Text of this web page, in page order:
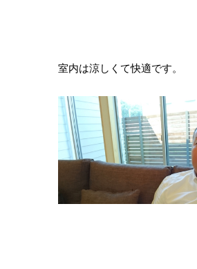
室内は涼しくて快適です。